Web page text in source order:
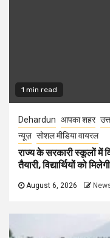
1 min read
Dehardun आपका शहर
न्यूज़ सोशल मीडिया वायरल
राज्य के सरकारी स्कूलों में
तैयारी, विद्यार्थियों को
August 6, 2026